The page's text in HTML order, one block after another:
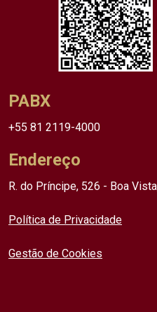
PABX
+55 81 2119-4000
Endereço
R. do Príncipe, 526 - Boa
Política de Privacidade
Gestão de Cookies